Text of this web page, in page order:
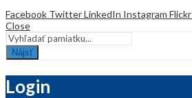
Facebook TwitterLinkedIn Instagram Flickr
Close
Nájsť
Login